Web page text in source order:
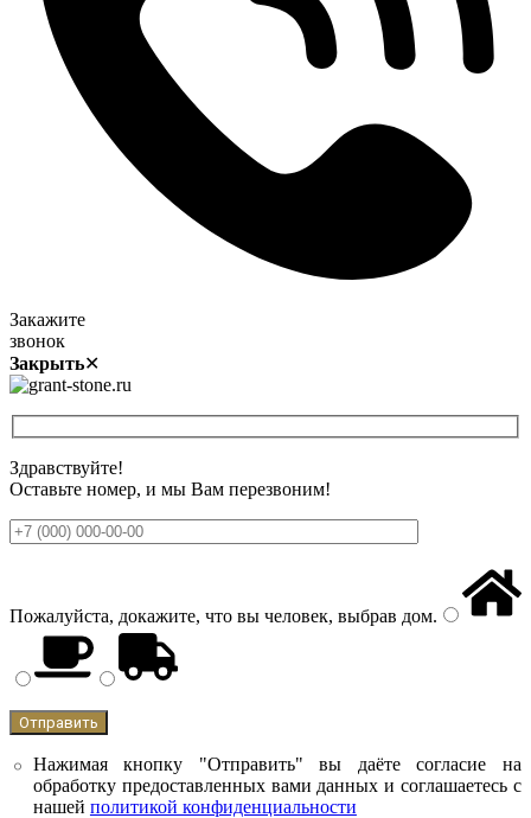
Закажите
звонок
Закрыть✕
Здравствуйте!
Оставьте номер, и мы Вам перезвоним!
Пожалуйста, докажите, что вы человек, выбрав дом.
Нажимая кнопку "Отправить" вы даёте согласие на
обработку предоставленных вами данных и соглашаетесь с
нашей политикой конфиденциальности